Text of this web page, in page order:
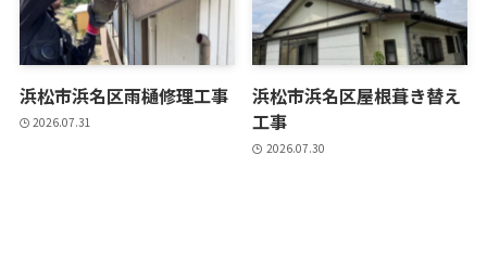
浜松市浜名区雨樋修理工事
2026.07.31
浜松市浜名区屋根葺き替え
工事
2026.07.30